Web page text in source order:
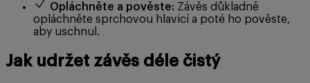
Opláchněte a pověste: Závěs důkladně
opláchněte sprchovou hlavicí a poté ho pověste,
aby uschnul.
Jak udržet závěs déle čistý